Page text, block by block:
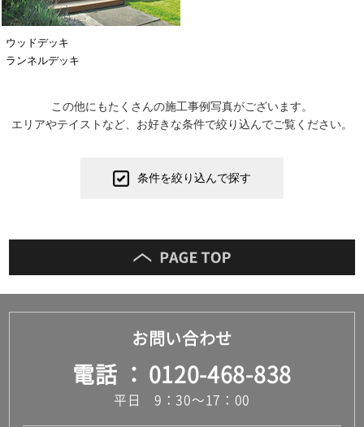
ウッドデッキ
ランネルデッキ
この他にもたくさんの施工事例写真がございます。
エリアやテイストなど、お好きな条件で絞り込んでご覧ください。
条件を絞り込んで探す
お問い合わせ
電話 0120-468-838
平日 9：30～17：00